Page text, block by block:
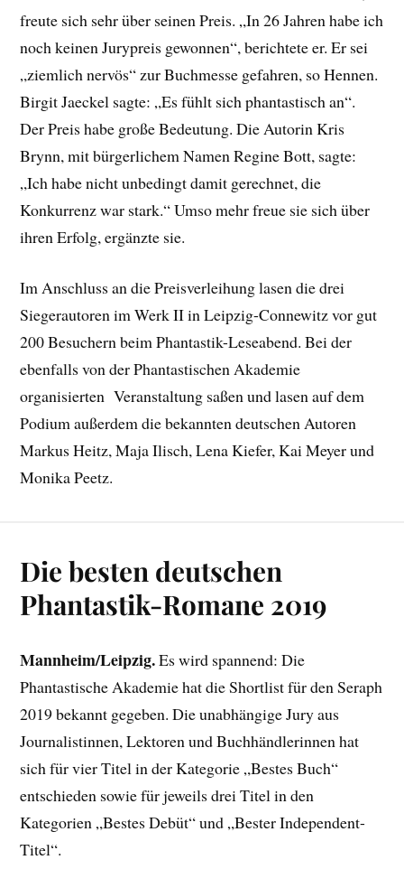
freute sich sehr über seinen Preis. „In 26 Jahren habe ich
noch keinen Jurypreis gewonnen“, berichtete er. Er sei
„ziemlich nervös“ zur Buchmesse gefahren, so Hennen.
Birgit Jaeckel sagte: „Es fühlt sich phantastisch an“.
Der Preis habe große Bedeutung. Die Autorin Kris
Brynn, mit bürgerlichem Namen Regine Bott, sagte:
„Ich habe nicht unbedingt damit gerechnet, die
Konkurrenz war stark.“ Umso mehr freue sie sich über
ihren Erfolg, ergänzte sie.
Im Anschluss an die Preisverleihung lasen die drei
Siegerautoren im Werk II in Leipzig-Connewitz vor gut
200Besuchern beim Phantastik-Leseabend. Bei der
ebenfalls von der Phantastischen Akademie
organisierten Veranstaltung saßen und lasen auf dem
Podium außerdem die bekannten deutschen Autoren
Markus Heitz, Maja Ilisch, Lena Kiefer, Kai Meyer und
Monika Peetz.
Die besten deutschen
Phantastik-Romane 2019
Mannheim/Leipzig.Es wird spannend: Die
Phantastische Akademie hat die Shortlist für den Seraph
2019 bekannt gegeben. Die unabhängige Jury aus
Journalistinnen, Lektoren und Buchhändlerinnen hat
sich für vier Titel in der Kategorie „Bestes Buch“
entschieden sowie für jeweils drei Titel in den
Kategorien „Bestes Debüt“ und „Bester Independent-
Titel“.